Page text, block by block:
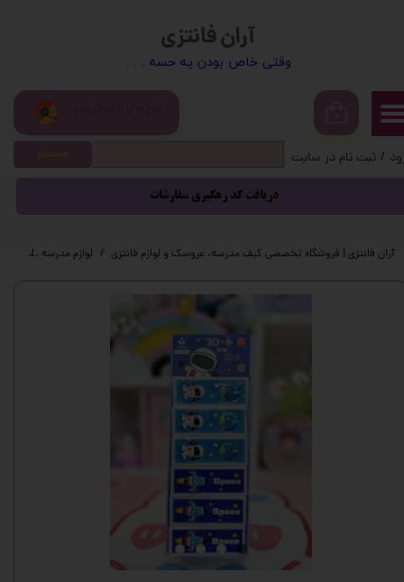
آران فانتزی
​​وقتی خاص بودن یه حسه . . .
/ ثبت نام در سایت
سفارشات
خروج از حساب کاربری
دریافت کد رهگیری سفارشات
جستجو
آران فانتزی | فروشگاه تخصصی کیف مدرسه، عروسک و لوازم فانتزی لوازم مدرسه